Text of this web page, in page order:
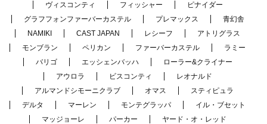
ヴィスコンティ
フィッシャー
ピナイダー
グラフフォンファーバーカステル
プレマックス
青幻舎
NAMIKI
CAST JAPAN レシーフ
アトリグラス
モンブラン
ペリカン ファーバーカステル
ラミー
バリゴ
エッシェンバッハ
ローラー&クライナー
アウロラ
ビスコンティ
レオナルド
アルマンドシモーニクラブ
オマス
スティピュラ
デルタ
マーレン モンテグラッパ
イル・ブセット
マッジョーレ
パーカー
ヤード・オ・レッド